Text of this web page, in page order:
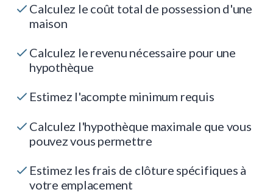
Calculez le coût total de possession d'une
maison
Calculez le revenu nécessaire pour une
hypothèque
Estimez l'acompte minimum requis
Calculez l'hypothèque maximale que vous
pouvez vous permettre
Estimez les frais de clôture spécifiques à
votre emplacement